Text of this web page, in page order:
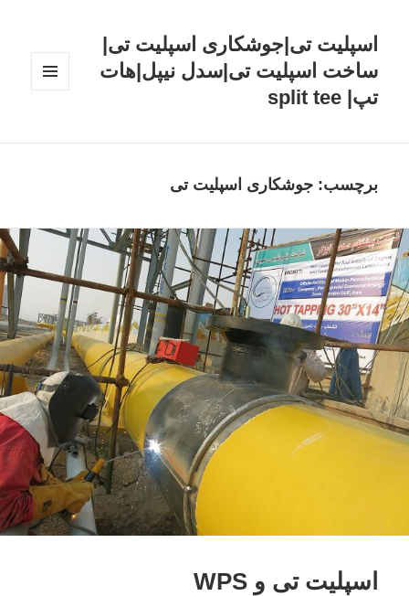
اسپلیت تی|جوشکاری اسپلیت تی|
ساخت اسپلیت تی|سدل نیپل|هات
تپ| split tee
برچسب: جوشکاری اسپلیت تی
اسپلیت تی و WPS